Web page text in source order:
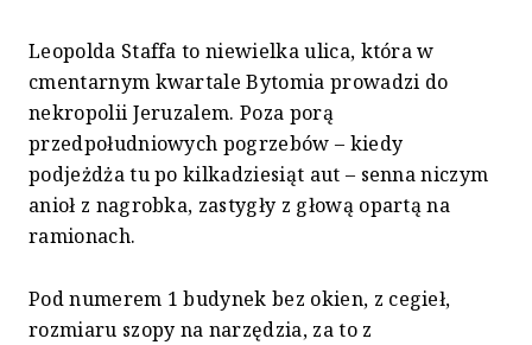
Leopolda Staffa to niewielka ulica, która w
cmentarnym kwartale Bytomia prowadzi do
nekropolii Jeruzalem. Poza porą
przedpołudniowych pogrzebów – kiedy
podjeżdża tu po kilkadziesiąt aut – senna niczym
anioł z nagrobka, zastygły z głową opartą na
ramionach.
Pod numerem 1 budynek bez okien, z cegieł,
rozmiaru szopy na narzędzia, za to z